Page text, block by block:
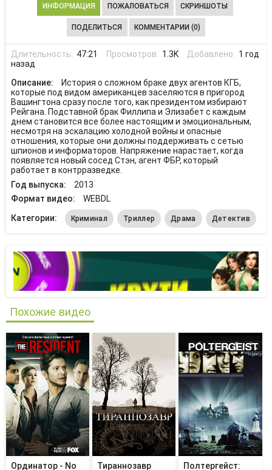
ИНФОРМАЦИЯ ПОЖАЛОВАТЬСЯ СКРИНШОТЫ
ПОДЕЛИТЬСЯ КОММЕНТАРИИ (0)
Длительность: 47:21 Просмотров: 1.3K Добавлено: 1 год
назад
Описание:
История о сложном браке двух агентов КГБ,
которые под видом американцев заселяются в пригород
Вашингтона сразу после того, как президентом избирают
Рейгана. Подставной брак Филлипа и Элизабет с каждым
днем становится все более настоящим и эмоциональным,
несмотря на эскалацию холодной войны и опасные
отношения, которые они должны поддерживать с сетью
шпионов и информаторов. Напряжение нарастает, когда
появляется новый сосед Стэн, агент ФБР, который
работает в контрразведке.
Год выпуска:
2013
Формат видео:
WEBDL
Категории:
Криминал Триллер Драма Детектив
Похожие видео
Ординатор - No Тираннозавр Полтергейст: